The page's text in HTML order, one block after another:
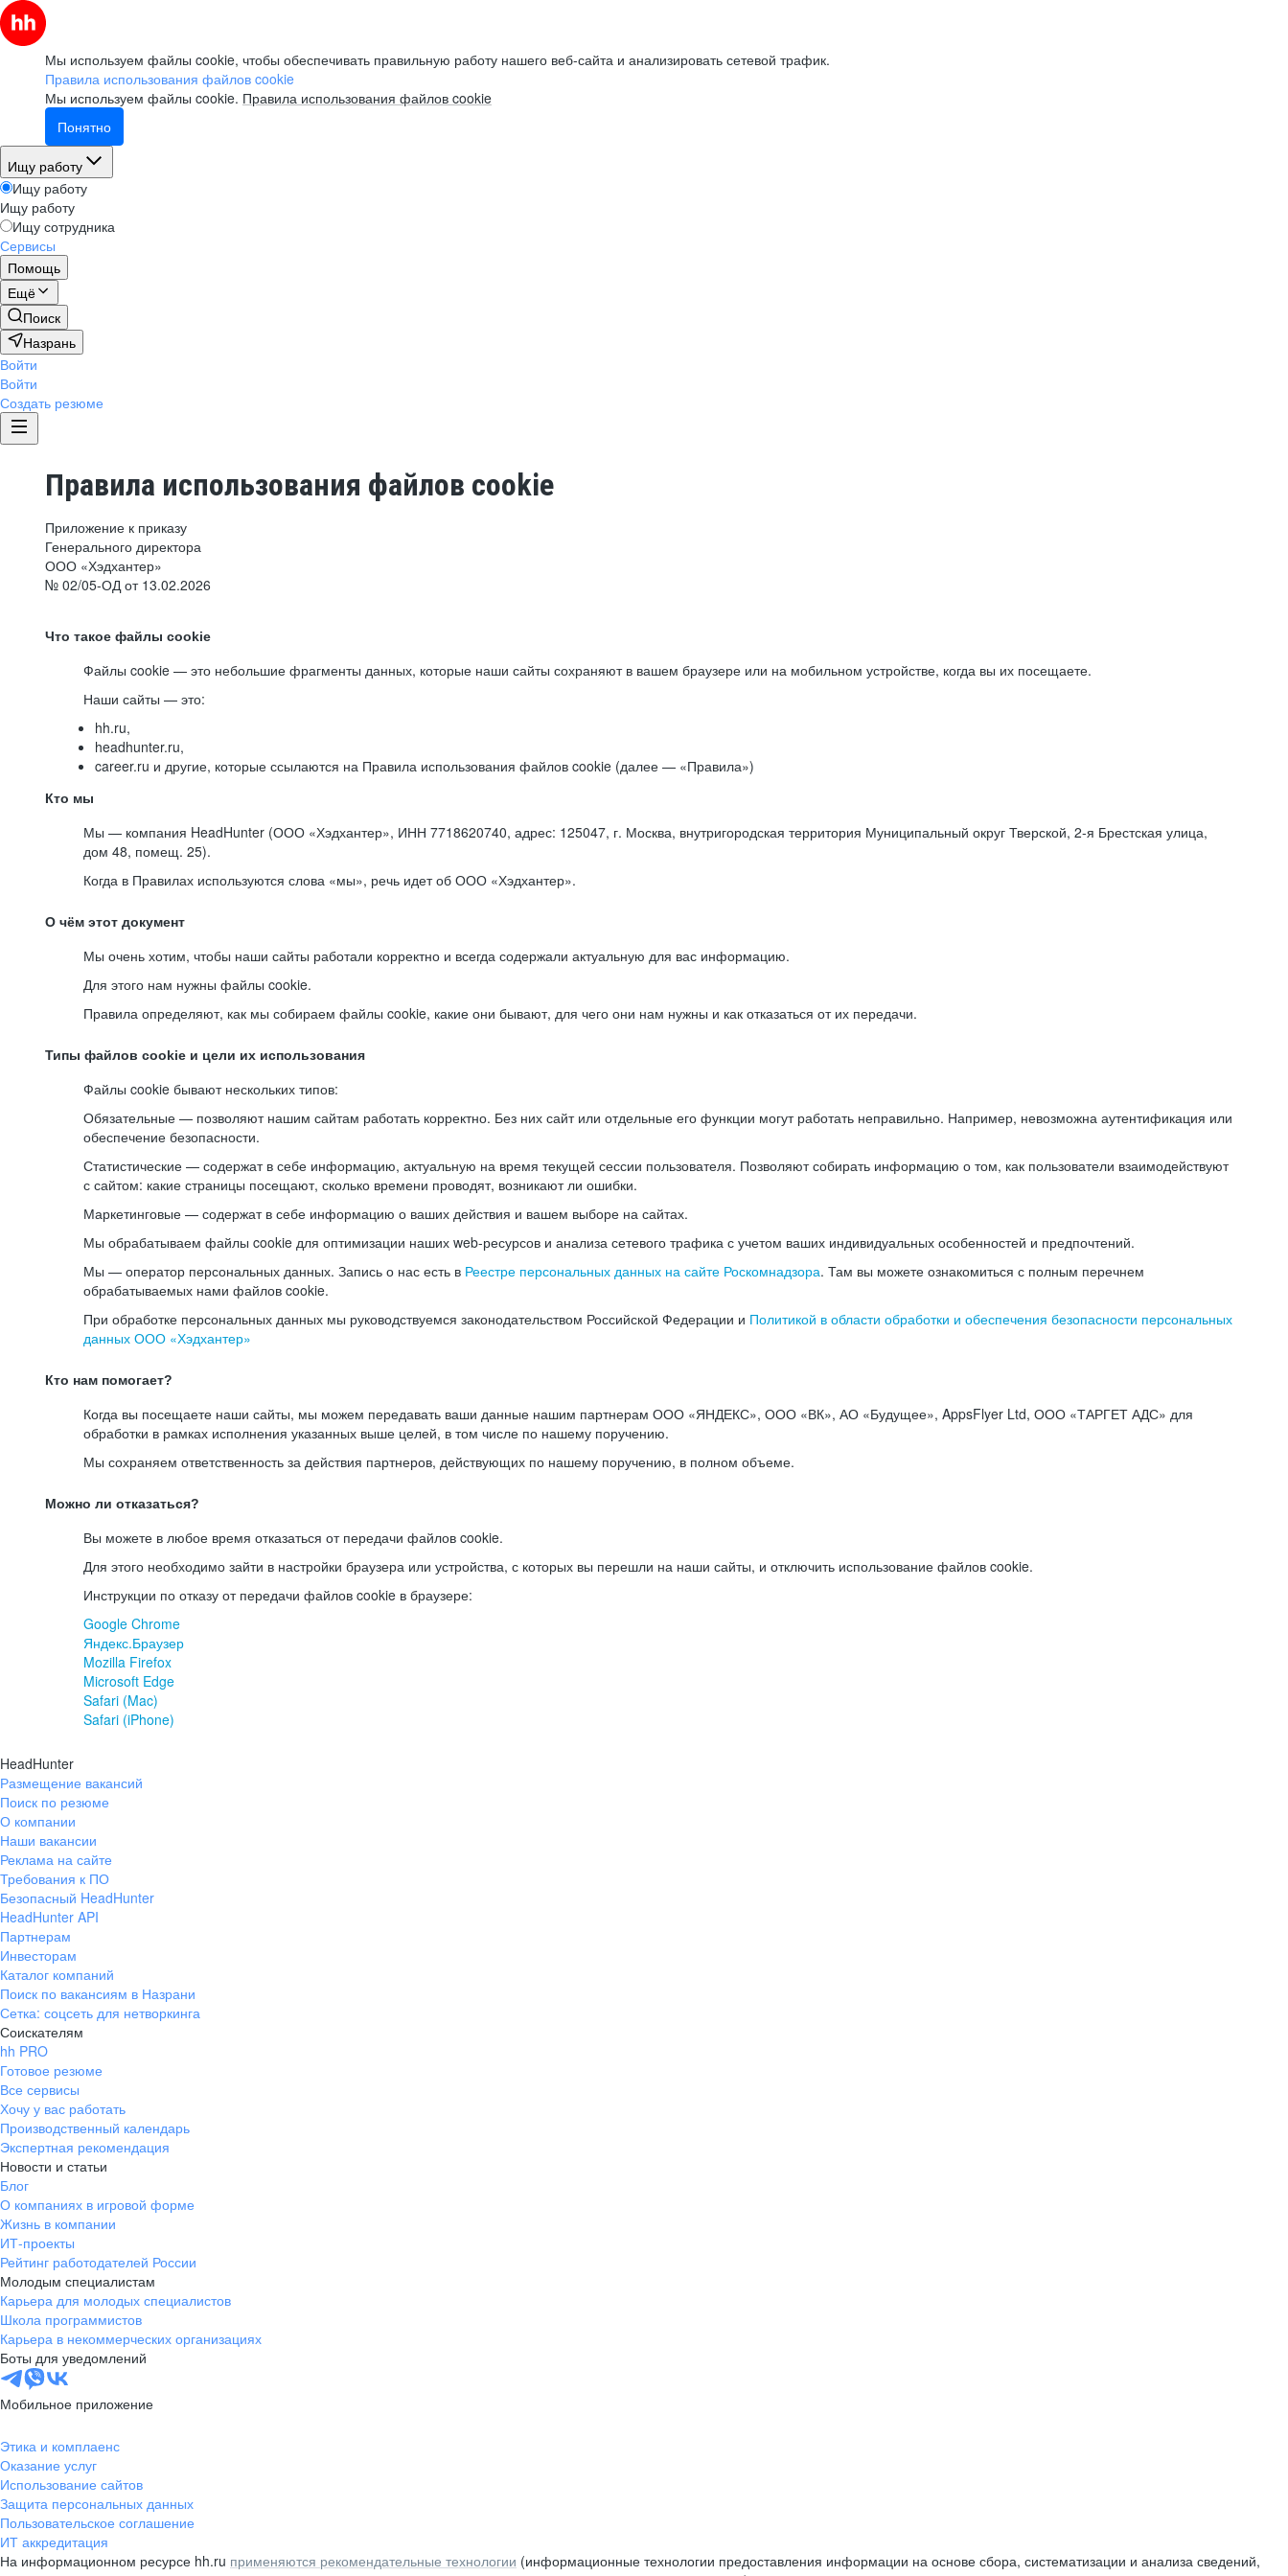
Мы используем файлы cookie, чтобы обеспечивать правильную работу нашего веб-сайта и анализировать сетевой трафик.
Правила использования файлов cookie
Мы используем файлы cookie. Правила использования файлов cookie
Понятно
Ищу работу
Ищу работу
Ищу работу
Ищу сотрудника
Сервисы
Помощь
Ещё
Поиск
Назрань
Войти
Войти
Создать резюме
Правила использования файлов cookie
Приложение к приказу
Генерального директора
ООО «Хэдхантер»
№ 02/05-ОД от 13.02.2026
Что такое файлы cookie
Файлы cookie — это небольшие фрагменты данных, которые наши сайты сохраняют в вашем браузере или на мобильном устройстве, когда вы их посещаете.
Наши сайты — это:
hh.ru,
headhunter.ru,
career.ru и другие, которые ссылаются на Правила использования файлов cookie (далее — «Правила»)
Кто мы
Мы — компания HeadHunter (ООО «Хэдхантер», ИНН 7718620740, адрес: 125047, г. Москва, внутригородская территория Муниципальный округ Тверской, 2-я Брестская улица,
дом 48, помещ. 25).
Когда в Правилах используются слова «мы», речь идет об ООО «Хэдхантер».
О чём этот документ
Мы очень хотим, чтобы наши сайты работали корректно и всегда содержали актуальную для вас информацию.
Для этого нам нужны файлы cookie.
Правила определяют, как мы собираем файлы cookie, какие они бывают, для чего они нам нужны и как отказаться от их передачи.
Типы файлов cookie и цели их использования
Файлы cookie бывают нескольких типов:
Обязательные — позволяют нашим сайтам работать корректно. Без них сайт или отдельные его функции могут работать неправильно. Например, невозможна аутентификация или
обеспечение безопасности.
Статистические — содержат в себе информацию, актуальную на время текущей сессии пользователя. Позволяют собирать информацию о том, как пользователи взаимодействуют
с сайтом: какие страницы посещают, сколько времени проводят, возникают ли ошибки.
Маркетинговые — содержат в себе информацию о ваших действия и вашем выборе на сайтах.
Мы обрабатываем файлы cookie для оптимизации наших web-ресурсов и анализа сетевого трафика с учетом ваших индивидуальных особенностей и предпочтений.
Мы — оператор персональных данных. Запись о нас есть в Реестре персональных данных на сайте Роскомнадзора. Там вы можете ознакомиться с полным перечнем
обрабатываемых нами файлов cookie.
При обработке персональных данных мы руководствуемся законодательством Российской Федерации и Политикой в области обработки и обеспечения безопасности персональных
данных ООО «Хэдхантер»
Кто нам помогает?
Когда вы посещаете наши сайты, мы можем передавать ваши данные нашим партнерам ООО «ЯНДЕКС», ООО «ВК», АО «Будущее», AppsFlyer Ltd, ООО «ТАРГЕТ АДС» для
обработки в рамках исполнения указанных выше целей, в том числе по нашему поручению.
Мы сохраняем ответственность за действия партнеров, действующих по нашему поручению, в полном объеме.
Можно ли отказаться?
Вы можете в любое время отказаться от передачи файлов cookie.
Для этого необходимо зайти в настройки браузера или устройства, с которых вы перешли на наши сайты, и отключить использование файлов cookie.
Инструкции по отказу от передачи файлов cookie в браузере:
Google Chrome
Яндекс.Браузер
Mozilla Firefox
Microsoft Edge
Safari (Mac)
Safari (iPhone)
HeadHunter
Размещение вакансий
Поиск по резюме
О компании
Наши вакансии
Реклама на сайте
Требования к ПО
Безопасный HeadHunter
HeadHunter API
Партнерам
Инвесторам
Каталог компаний
Поиск по вакансиям в Назрани
Сетка: соцсеть для нетворкинга
Соискателям
hh PRO
Готовое резюме
Все сервисы
Хочу у вас работать
Производственный календарь
Экспертная рекомендация
Новости и статьи
Блог
О компаниях в игровой форме
Жизнь в компании
ИТ-проекты
Рейтинг работодателей России
Молодым специалистам
Карьера для молодых специалистов
Школа программистов
Карьера в некоммерческих организациях
Боты для уведомлений
Мобильное приложение
Этика и комплаенс
Оказание услуг
Использование сайтов
Защита персональных данных
Пользовательское соглашение
ИТ аккредитация
На информационном ресурсе hh.ru применяются рекомендательные технологии (информационные технологии предоставления информации на основе сбора, систематизации и анализа сведений,